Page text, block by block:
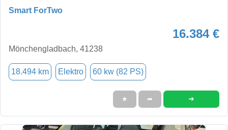
Smart ForTwo
16.384 €
Mönchengladbach, 41238
18.494 km Elektro 60 kw (82 PS)
★ ➦ ➜